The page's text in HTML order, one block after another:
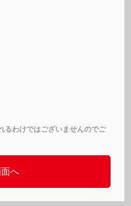
るわけではございませんのでご